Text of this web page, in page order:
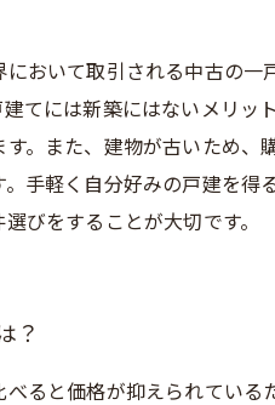
おいて取引される中古の
てには新築にはないメリ
。また、建物が古いため
手軽く自分好みの戸建を
びをすることが大切です。
？
ると価格が抑えられてい